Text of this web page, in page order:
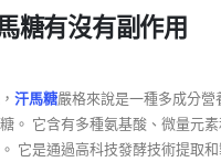
糖有沒有副作用
汗馬糖嚴格來說是一種多成分營
。 它含有多種氨基酸、微量元
它是通過高科技發酵技術提取